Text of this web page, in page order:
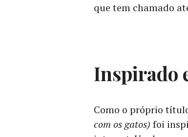
que tem chamado
Inspirado
Como o próprio
com os gatos) foi